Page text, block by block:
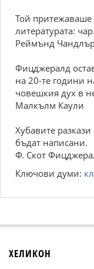
Той притежаваше
литературата: чар.
Реймънд
Фицджералд
на 20-те години
човешкия дух в
Малкълм Каули
Хубавите
бъдат написани.
Ф. Скот
Ключови думи:
ХЕЛИКОН